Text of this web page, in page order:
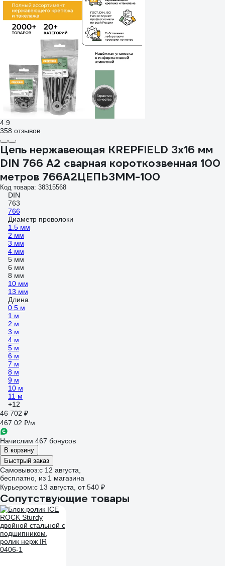
4.9
358 отзывов
Цепь нержавеющая KREPFIELD 3х16 мм
DIN 766 А2 сварная короткозвенная 100
метров 766А2ЦЕПЬ3ММ-100
Код товара: 38315568
DIN
763
766
Диаметр проволоки
1.5 мм
2 мм
3 мм
4 мм
5 мм
6 мм
8 мм
10 мм
13 мм
Длина
0.5 м
1 м
2 м
3 м
4 м
5 м
6 м
7 м
8 м
9 м
10 м
11 м
+12
46 702 ₽
467.02 ₽/м
Начислим 467 бонусов
В корзину
Быстрый заказ
Самовывоз:c 12 августа,
бесплатно , из 1 магазина
Курьером:c 13 августа, от 540 ₽
Сопутствующие товары